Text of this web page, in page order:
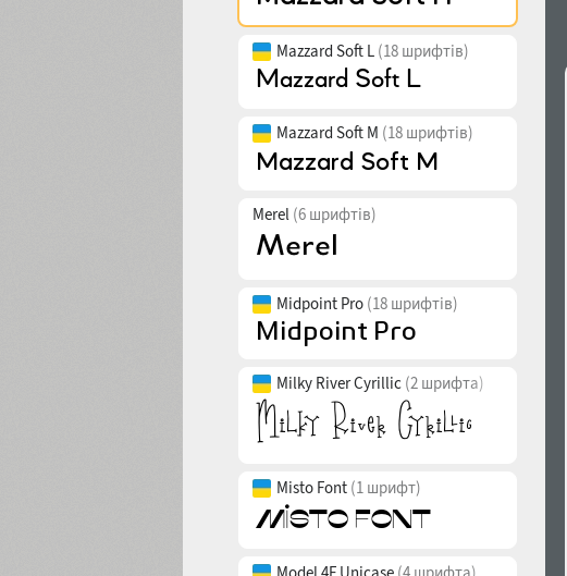
Mazzard Soft L (18 шрифтів)
Mazzard Soft M (18 шрифтів)
Merel (6 шрифтів)
Midpoint Pro (18 шрифтів)
Milky River Cyrillic (2 шрифта)
Misto Font (1 шрифт)